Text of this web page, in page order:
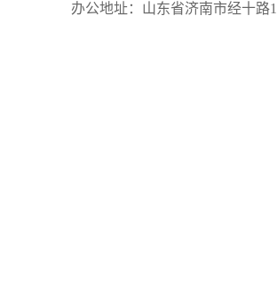
办公地址：山东省济南市经十路